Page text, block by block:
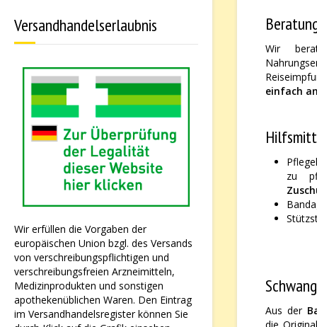
Versandhandelserlaubnis
Wir erfüllen die Vorgaben der
europäischen Union bzgl. des Versands
von verschreibungspflichtigen und
verschreibungsfreien Arzneimitteln,
Medizinprodukten und sonstigen
apothekenüblichen Waren. Den Eintrag
im Versandhandelsregister können Sie
Wir
einfach
zu
Aus der